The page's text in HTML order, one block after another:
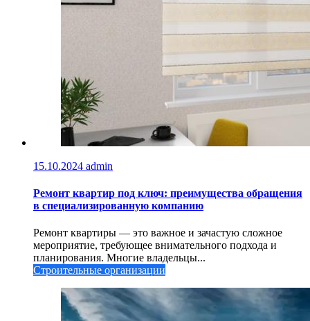
15.10.2024 admin
Ремонт квартир под ключ: преимущества обращения
в специализированную компанию
Ремонт квартиры — это важное и зачастую сложное
мероприятие, требующее внимательного подхода и
планирования. Многие владельцы...
Строительные организации